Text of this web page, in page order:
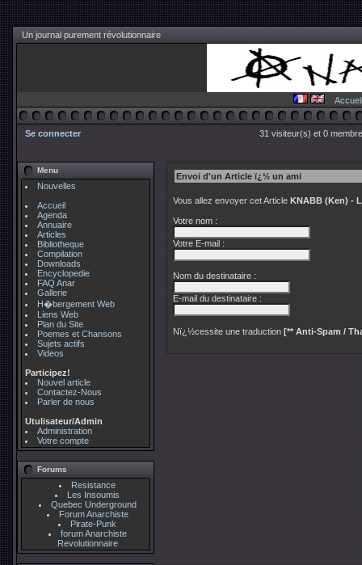
Un journal purement révolutionnaire
Accueil
Se connecter 31 visiteur(s) et 0
Menu
Nouvelles
Accueil
Agenda
Annuaire
Articles
Bibliotheque
Compilation
Downloads
Encyclopedie
FAQ Anar
Gallerie
H�bergement Web
Liens Web
Plan du Site
Poemes et Chansons
Sujets actifs
Videos
Participez!
Nouvel article
Contactez-Nous
Parler de nous
Utulisateur/Admin
Administration
Votre compte
Forums
Resistance
Les Insoumis
Quebec Underground
Forum Anarchiste
Pirate-Punk
forum Anarchiste
Revolutionnaire
Envoi d'un Article ï¿½ un ami
Vous allez envoyer cet Article KNABB (Ken) -
Votre nom :
Votre E-mail :
Nom du destinataire :
E-mail du destinataire :
Nï¿½cessite une traduction [** Anti-Spam /